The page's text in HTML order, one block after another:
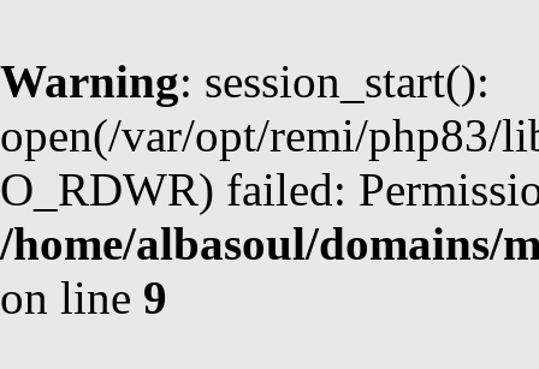
Warning: session_start():
open(/var/opt/remi/php83/
O_RDWR) failed:
/home/albasoul/domains/
on line 9